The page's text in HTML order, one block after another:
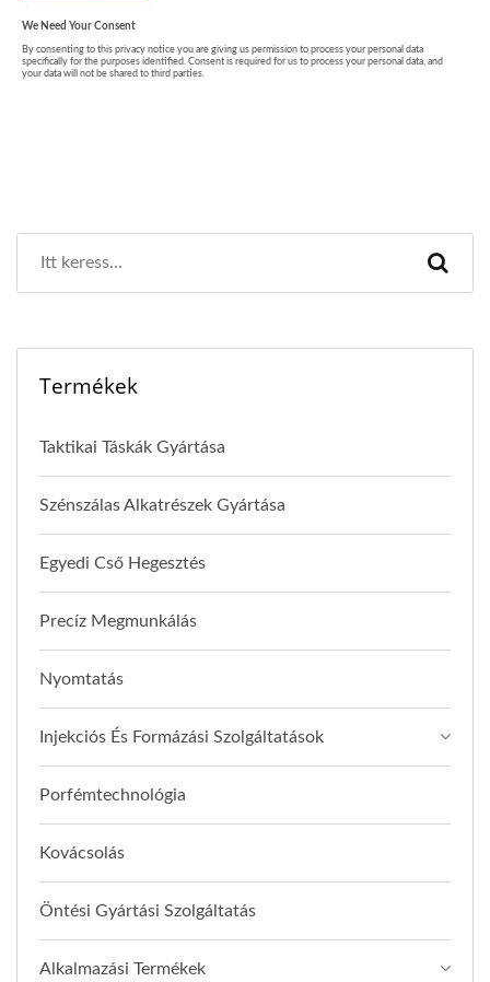
Termékek
Taktikai Táskák Gyártása
Szénszálas Alkatrészek Gyártása
Egyedi Cső Hegesztés
Precíz Megmunkálás
Nyomtatás
Injekciós És Formázási Szolgáltatások
Porfémtechnológia
Kovácsolás
Öntési Gyártási Szolgáltatás
Alkalmazási Termékek